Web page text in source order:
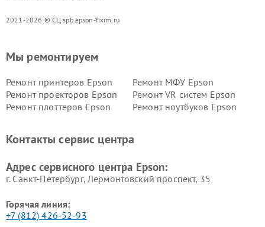
2021-2026 © СЦ spb.epson-fixim.ru
Мы ремонтируем
Ремонт принтеров Epson
Ремонт МФУ Epson
Ремонт проекторов Epson
Ремонт VR систем Epson
Ремонт плоттеров Epson
Ремонт ноутбуков Epson
Контакты сервис центра
Адрес сервисного центра Epson:
г. Санкт-Петербург, Лермонтовский проспект, 35
Горячая линия:
+7 (812) 426-52-93